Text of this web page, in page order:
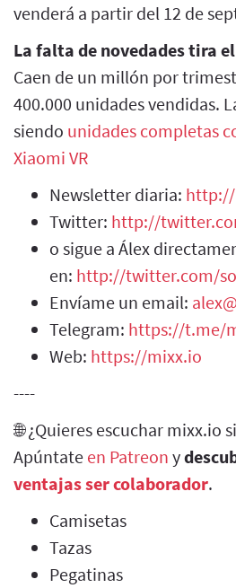
venderá a partir del 12 de
La falta de novedades tira
Caen de un millón por
400.000 unidades vendidas.
siendo unidades completas
Xiaomi VR
Newsletter diaria: http://
Twitter: http://
o sigue a Álex
en: http://twitter.com/
Envíame un email:
Telegram: https://t.me/
Web: https://mixx.io
----
🌐 ¿Quieres escuchar mixx.io
Apúntate en Patreon y
ventajas ser colaborador.
Camisetas
Tazas
Pegatinas